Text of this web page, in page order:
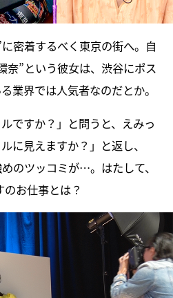
密着するべく東京の街へ。自
奈”という彼女は、渋谷にポス
業界では人気者なのだとか。
ですか？」と問うと、えみっ
に見えますか？」と返し、
のツッコミが…。はたして、
お仕事とは？